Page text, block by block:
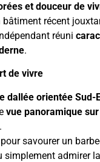
et douceur de
bâtiment récent
réuni
.
de vivre
dallée orientée Sud-
vue panoramique
.
savourer un
simplement admirer